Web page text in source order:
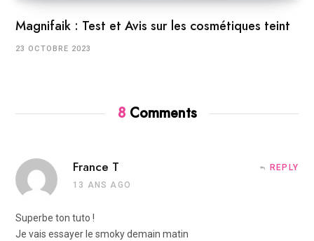
Magnifaik : Test et Avis sur les cosmétiques teint
23 OCTOBRE 2023
8Comments
France T
13 ANS AGO
REPLY
Superbe ton tuto !
Je vais essayer le smoky demain matin